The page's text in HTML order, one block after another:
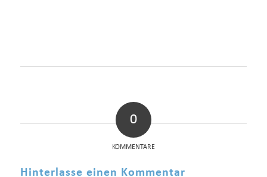
0
KOMMENTARE
Hinterlasse einen Kommentar